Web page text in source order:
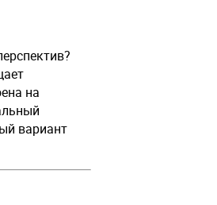
на
вариант